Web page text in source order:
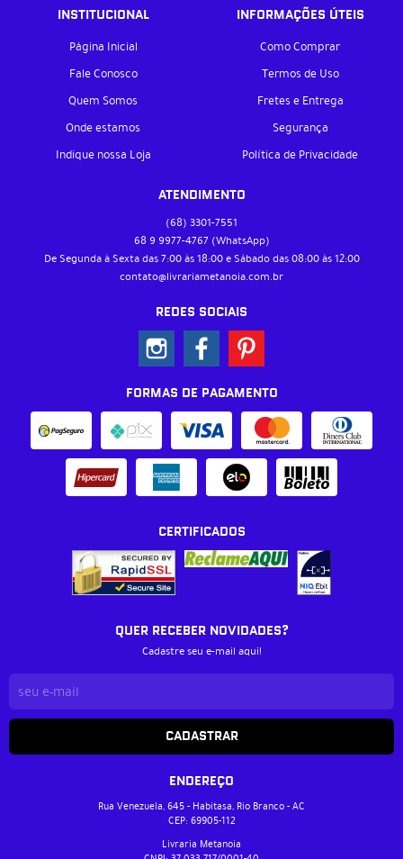
INSTITUCIONAL
Página Inicial
Fale Conosco
Quem Somos
Onde estamos
Indique nossa Loja
INFORMAÇÕES ÚTEIS
Como Comprar
Termos de Uso
Fretes e Entrega
Segurança
Política de Privacidade
ATENDIMENTO
(68) 3301-7551
68 9 9977-4767 (WhatsApp)
De Segunda à Sexta das 7:00 às 18:00 e Sábado das 08:00 às 12:00
contato@livrariametanoia.com.br
REDES SOCIAIS
FORMAS DE PAGAMENTO
CERTIFICADOS
QUER RECEBER NOVIDADES?
Cadastre seu e-mail aqui!
CADASTRAR
ENDEREÇO
Rua Venezuela, 645- Habitasa, Rio Branco-AC
CEP: 69905-112
Livraria Metanoia